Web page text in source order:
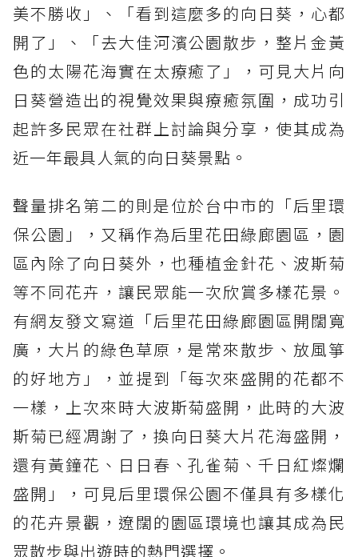
美不勝收」、「看到這麼多的向日葵，心都
開了」、「去大佳河濱公園散步，整片金黃
色的太陽花海實在太療癒了」，可見大片向
日葵營造出的視覺效果與療癒氛圍，成功引
起許多民眾在社群上討論與分享，使其成為
近一年最具人氣的向日葵景點。
聲量排名第二的則是位於台中市的「后里環
保公園」，又稱作為后里花田綠廊園區，園
區內除了向日葵外，也種植金針花、波斯菊
等不同花卉，讓民眾能一次欣賞多樣花景。
有網友發文寫道「后里花田綠廊園區開闊寬
廣，大片的綠色草原，是常來散步、放風箏
的好地方」，並提到「每次來盛開的花都不
一樣，上次來時大波斯菊盛開，此時的大波
斯菊已經凋謝了，換向日葵大片花海盛開，
還有黃鐘花、日日春、孔雀菊、千日紅燦爛
盛開」，可見后里環保公園不僅具有多樣化
的花卉景觀，遼闊的園區環境也讓其成為民
眾散步與出遊時的熱門選擇。